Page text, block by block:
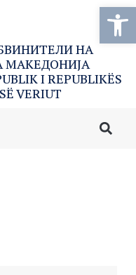
НА
МАКЕДОНИЈА
I REPUBLIKËS
VERIUT